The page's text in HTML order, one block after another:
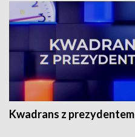
Kwadrans z prezydentem